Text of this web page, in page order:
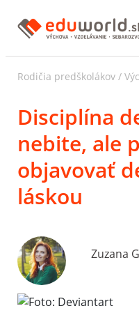
Rodičia predškolákov /
Disciplína
nebite, ale
objavovať
láskou
Zuzana